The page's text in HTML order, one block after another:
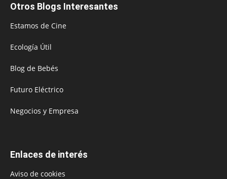
Otros Blogs Interesantes
Estamos de Cine
Ecología Útil
Blog de Bebés
Futuro Eléctrico
Negocios y Empresa
Enlaces de interés
Aviso de cookies